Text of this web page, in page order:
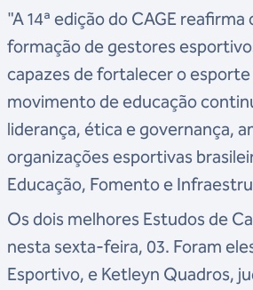
"A 14ª edição do CAGE
formação de gestores
capazes de fortalecer o esporte
movimento de educação
liderança, ética e governança,
organizações esportivas
Educação, Fomento e
Os dois melhores Estudos de
nesta sexta-feira, 03. Foram
Esportivo, e Ketleyn Quadros,